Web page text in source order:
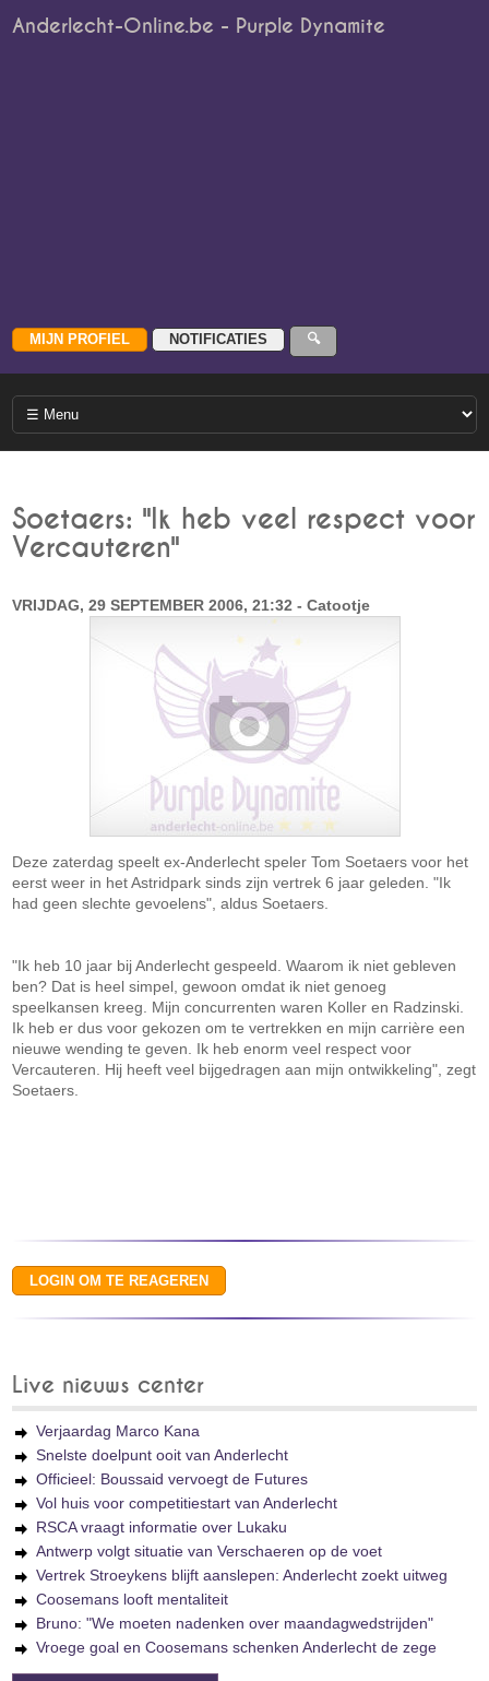
Anderlecht-Online.be - Purple Dynamite
Soetaers: "Ik heb veel respect voor
Vercauteren"
VRIJDAG, 29 SEPTEMBER 2006, 21:32 - Catootje
Deze zaterdag speelt ex-Anderlecht speler Tom Soetaers voor het
eerst weer in het Astridpark sinds zijn vertrek 6 jaar geleden. "Ik
had geen slechte gevoelens", aldus Soetaers.
"Ik heb 10 jaar bij Anderlecht gespeeld. Waarom ik niet gebleven
ben? Dat is heel simpel, gewoon omdat ik niet genoeg
speelkansen kreeg. Mijn concurrenten waren Koller en Radzinski.
Ik heb er dus voor gekozen om te vertrekken en mijn carrière een
nieuwe wending te geven. Ik heb enorm veel respect voor
Vercauteren. Hij heeft veel bijgedragen aan mijn ontwikkeling", zegt
Soetaers.
Live nieuws center
Verjaardag Marco Kana
Snelste doelpunt ooit van Anderlecht
Officieel: Boussaid vervoegt de Futures
Vol huis voor competitiestart van Anderlecht
RSCA vraagt informatie over Lukaku
Antwerp volgt situatie van Verschaeren op de voet
Vertrek Stroeykens blijft aanslepen: Anderlecht zoekt uitweg
Coosemans looft mentaliteit
Bruno: "We moeten nadenken over maandagwedstrijden"
Vroege goal en Coosemans schenken Anderlecht de zege